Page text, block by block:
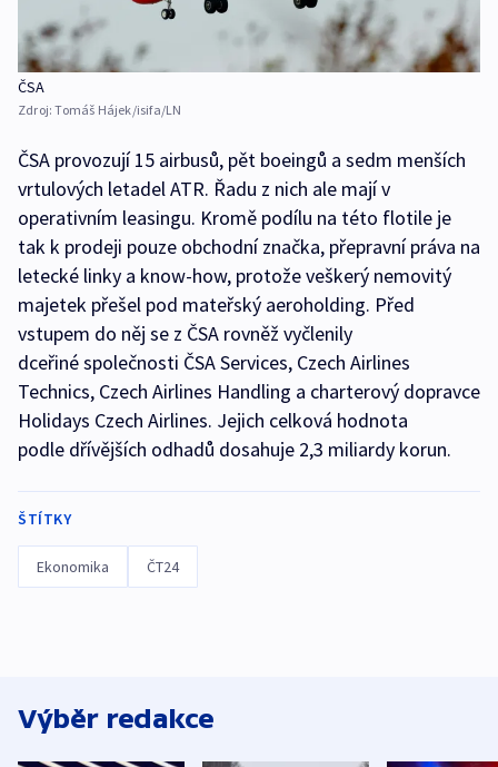
ČSA
Zdroj:Tomáš Hájek/isifa/LN
ČSA provozují 15 airbusů, pět boeingů a sedm menších
vrtulových letadel ATR. Řadu z nich ale mají v
operativním leasingu. Kromě podílu na této flotile je
tak k prodeji pouze obchodní značka, přepravní práva na
letecké linky a know-how, protože veškerý nemovitý
majetek přešel pod mateřský aeroholding. Před
vstupem do něj se z ČSA rovněž vyčlenily
dceřiné společnosti ČSA Services, Czech Airlines
Technics, Czech Airlines Handling a charterový dopravce
Holidays Czech Airlines. Jejich celková hodnota
podle dřívějších odhadů dosahuje 2,3 miliardy korun.
ŠTÍTKY
Ekonomika ČT24
Výběr redakce